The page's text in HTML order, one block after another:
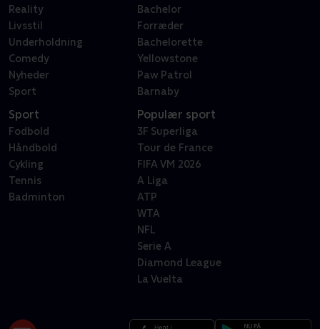
Reality
Livsstil
Underholdning
Comedy
Nyheder
Sport
Bachelor
Forræder
Bachelorette
Yellowstone
Paw Patrol
Barnaby
Sport
Fodbold
Håndbold
Cykling
Tennis
Badminton
Populær sport
3F Superliga
Tour de France
FIFA VM 2026
A Liga
ATP
WTA
NFL
Serie A
Diamond League
La Vuelta